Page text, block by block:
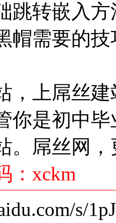
跳转嵌入
帽需要的
，上屌丝
你是初中
。屌丝网
：xckm
s/